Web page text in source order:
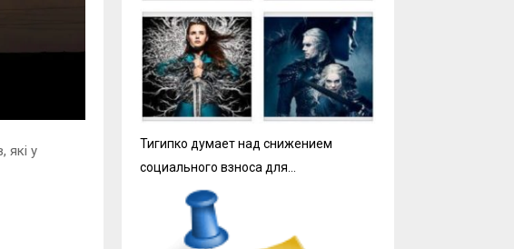
які у
Тигипко думает над снижением
социального взноса для…